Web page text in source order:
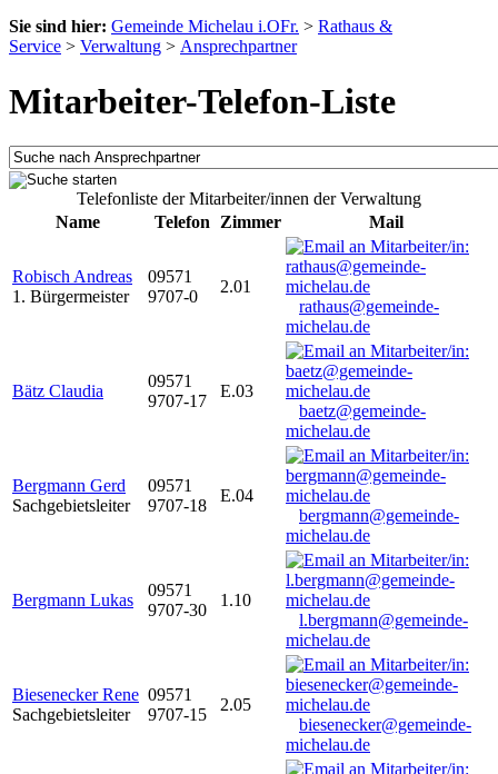
Sie sind hier: Gemeinde Michelau i.OFr. > Rathaus &
Service > Verwaltung > Ansprechpartner
Mitarbeiter-Telefon-Liste
Telefonliste der Mitarbeiter/innen der Verwaltung
Name
Telefon Zimmer Mail
Robisch Andreas
1. Bürgermeister
09571
9707-0
2.01
rathaus@gemeinde-
michelau.de
Bätz Claudia
09571
9707-17
E.03
baetz@gemeinde-
michelau.de
Bergmann Gerd
Sachgebietsleiter
09571
9707-18
E.04
bergmann@gemeinde-
michelau.de
Bergmann Lukas
09571
9707-30
1.10
l.bergmann@gemeinde-
michelau.de
Biesenecker Rene
Sachgebietsleiter
09571
9707-15
2.05
biesenecker@gemeinde-
michelau.de